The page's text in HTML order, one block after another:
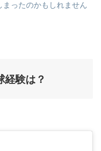
ったのかもしれません
経験は？